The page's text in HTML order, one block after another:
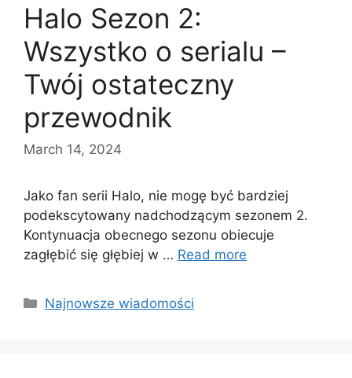
Halo Sezon 2:
Wszystko o serialu –
Twój ostateczny
przewodnik
March 14, 2024
Jako fan serii Halo, nie mogę być bardziej
podekscytowany nadchodzącym sezonem 2.
Kontynuacja obecnego sezonu obiecuje
zagłębić się głębiej w … Read more
Categories
Najnowsze wiadomości